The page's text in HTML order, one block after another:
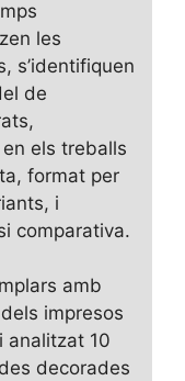
les
s’identifiquen
de
els treballs
format per
i
comparativa.
amb
impresos
analitzat 10
decorades